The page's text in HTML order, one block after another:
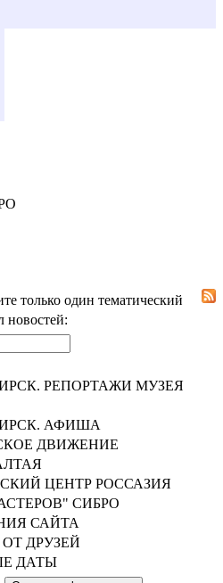
только один тематический
новостей:
РЕПОРТАЖИ МУЗЕЯ
АФИША
ДВИЖЕНИЕ
ЦЕНТР РОССАЗИЯ
СИБРО
САЙТА
ДРУЗЕЙ
ДАТЫ